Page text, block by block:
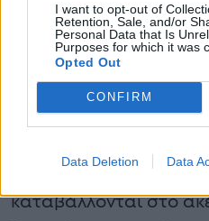
I want to opt-out of
Retention, Sale, and/or
Personal Data that Is
Purposes for which it was
Opted Out
CONFIRM
Data Deletion Data
Ένα από τα βασικά
συγκεκριμένης
επιβαρύνεται
θεωρείται
προστατεύεται και
Αυτό σημαίνει ότι τα
καταβάλλονται στο